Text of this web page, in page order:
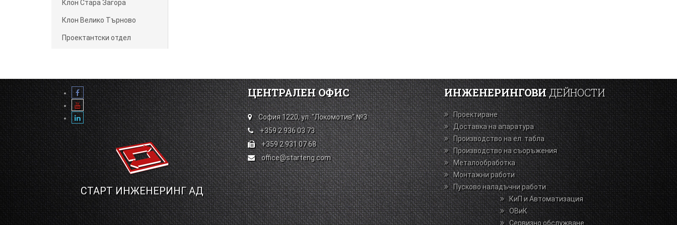
Клон Стара Загора
Клон Велико Търново
Проектантски отдел
СТАРТ ИНЖЕНЕРИНГ АД
ЦЕНТРАЛЕН ОФИС
София 1220, ул. "Локомотив" №3
+359 2 936 03 73
+359 2 931 07 68
office@starteng.com
ИНЖЕНЕРИНГОВИДЕЙНОСТИ
Проектиране
Доставка на апаратура
Производство на ел. табла
Производство на съоръжения
Металообработка
Монтажни работи
Пусково наладъчни работи
КиП и Автоматизация
ОВиК
Сервизно обслужване